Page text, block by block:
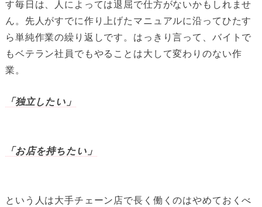
す毎日は、人によっては退屈で仕方がないかもしれませ
ん。先人がすでに作り上げたマニュアルに沿ってひたす
ら単純作業の繰り返しです。はっきり言って、バイトで
もベテラン社員でもやることは大して変わりのない作
業。
「独立したい」
「お店を持ちたい」
という人は大手チェーン店で長く働くのはやめておくべ